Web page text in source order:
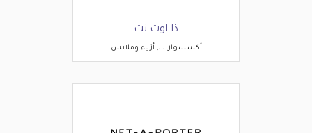
ذا اوت نت
أكسسوارات, أزياء وملابس